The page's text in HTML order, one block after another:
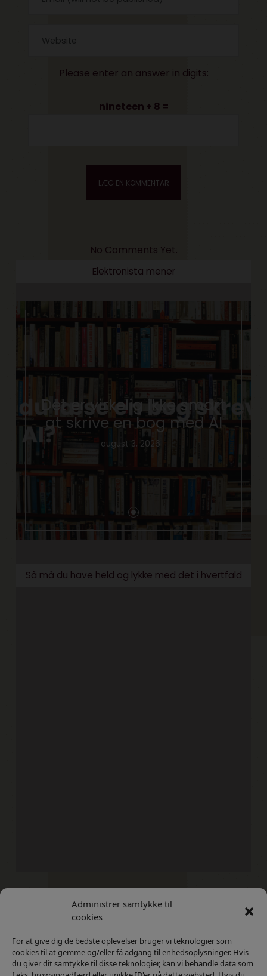
Administrer samtykke til
cookies
For at give dig de bedste oplevelser bruger vi teknologier som
cookies til at gemme og/eller få adgang til enhedsoplysninger. Hvis
du giver dit samtykke til disse teknologier, kan vi behandle data som
Please enter an answer in digits:
nineteen + 8 =
No Comments Yet.
Elektronista mener
Det er virkelig ikke smart
at skrive en bog med AI
august 3, 2026
Så må du have held og lykke med det i hvertfald
Kontakt